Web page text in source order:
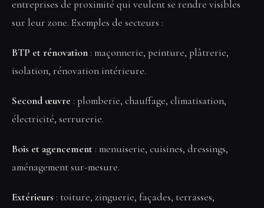
entreprises de proximité qui veulent se rendre visibles
sur leur zone. Exemples de secteurs :
BTP et rénovation : maçonnerie, peinture, plâtrerie,
isolation, rénovation intérieure.
Second œuvre : plomberie, chauffage, climatisation,
électricité, serrurerie.
Bois et agencement : menuiserie, cuisines, dressings,
aménagement sur-mesure.
Extérieurs : toiture, zinguerie, façades, terrasses,